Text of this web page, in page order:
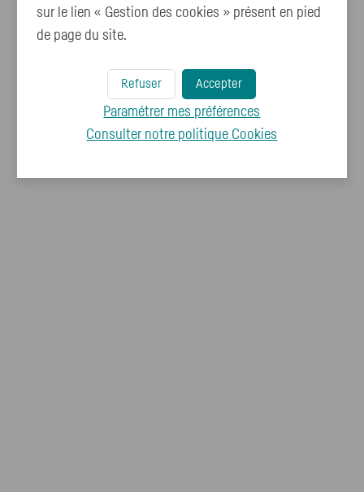
sur le lien « Gestion des cookies » présent en pied
de page du site.
Accepter
Refuser
Paramétrer mes préférences
Consulter notre politique Cookies